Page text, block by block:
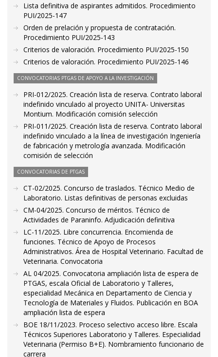
Lista definitiva de aspirantes admitidos. Procedimiento
PUI/2025-147
Orden de prelación y propuesta de contratación.
Procedimiento PUI/2025-143
Criterios de valoración. Procedimiento PUI/2025-150
Criterios de valoración. Procedimiento PUI/2025-146
CONVOCATORIAS PTGAS DE APOYO A LA INVESTIGACIÓN
PRI-012/2025. Creación lista de reserva. Contrato laboral
indefinido vinculado al proyecto UNITA- Universitas
Montium. Modificación comisión selección
PRI-011/2025. Creación lista de reserva. Contrato laboral
indefinido vinculado a la línea de investigación Ingeniería
de fabricación y metrología avanzada. Modificación
comisión de selección
CONVOCATORIAS DE PTGAS
CT-02/2025. Concurso de traslados. Técnico Medio de
Laboratorio. Listas definitivas de personas excluidas
CM-04/2025. Concurso de méritos. Técnico de
Actividades de Paraninfo. Adjudicación definitiva
LC-11/2025. Libre concurrencia. Encomienda de
funciones. Técnico de Apoyo de Procesos
Administrativos. Área de Hospital Veterinario. Facultad de
Veterinaria. Convocatoria
AL 04/2025. Convocatoria ampliación lista de espera de
PTGAS, escala Oficial de Laboratorio y Talleres,
especialidad Mecánica en Departamento de Ciencia y
Tecnología de Materiales y Fluidos. Publicación en BOA
ampliación lista de espera
BOE 18/11/2023. Proceso selectivo acceso libre. Escala
Técnicos Superiores Laboratorio y Talleres. Especialidad
Veterinaria (Permiso B+E). Nombramiento funcionario de
carrera